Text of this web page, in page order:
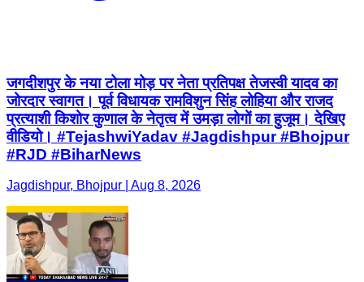
जगदीशपुर के नया टोला मोड़ पर नेता प्रतिपक्ष तेजस्वी यादव का
जोरदार स्वागत। पूर्व विधायक रामविशुन सिंह लोहिया और राजद
प्रत्याशी किशोर कुणाल के नेतृत्व में उमड़ा लोगों का हुजूम। देखिए
वीडियो। #TejashwiYadav #Jagdishpur #Bhojpur
#RJD #BiharNews
Jagdishpur, Bhojpur | Aug 8, 2026